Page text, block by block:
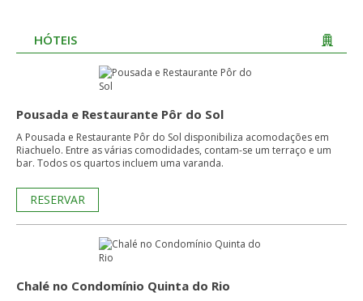
HÓTEIS
Pousada e Restaurante Pôr do Sol
A Pousada e Restaurante Pôr do Sol disponibiliza acomodações em
Riachuelo. Entre as várias comodidades, contam-se um terraço e um
bar. Todos os quartos incluem uma varanda.
RESERVAR
Chalé no Condomínio Quinta do Rio